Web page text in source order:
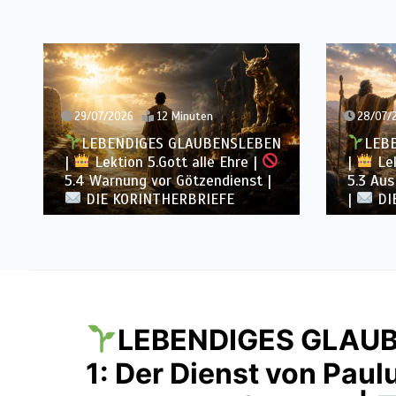
29/07/2026 12 Minuten
LEBENDIGES GLAUBENSLEBEN
|
Lektion 5.Gott alle Ehre |
5.4 Warnung vor Götzendienst |
DIE KORINTHERBRIEFE
28/07/
|
5.3
|
LEBENDIGES
1: Der Dienst von